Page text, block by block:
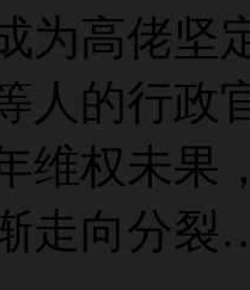
为高佬坚
人的行政
维权未果
走向分